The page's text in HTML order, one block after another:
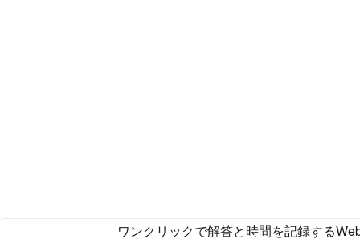
ワンクリックで解答と時間を記録する